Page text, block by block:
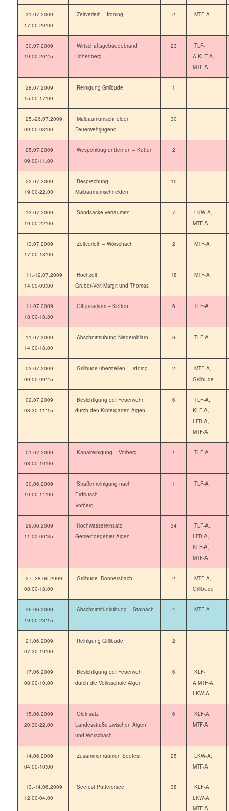
31.07.2009
17:00-20:00
Zeltverleih – Irdning 2 MTF-A
30.07.2009
19:00-20:45
Wirtschaftsgebäudebrand
Hohenberg
23
TLF-
A,KLF-A,
MTF-A
28.07.2009
15:00-17:00
Reinigung Grillbude 1
25.-26.07.2009
09:00-03:00
Maibaumumschneiden
Feuerwehrjugend
30
25.07.2009
09:00-11:00
Wespenkrug entfernen – Ketten 2
22.07.2009
19:00-22:00
Besprechung
Maibaumumschneiden
10
13.07.2009
19:00-22:00
Sandsäcke verräumen 7
LKW-A,
MTF-A
13.07.2009
17:00-18:00
Zeltverleih – Wörschach 2 MTF-A
11.-12.07.2009
14:00-03:00
Hochzeit
Gruber-Veit Margit und Thomas
18 MTF-A
11.07.2009
18:00-18:30
Giftgasalarm – Ketten 6 TLF-A
11.07.3009
14:00-18:00
Abschnittsübung Niederöblarn 6 TLF-A
03.07.2009
09:00-09:45
Grillbude überstellen – Irdning 2
MTF-A,
Grillbude
02.07.2009
08:30-11:15
Besichtigung der Feuerwehr
durch den Kintergarten Aigen
6
TLF-A,
KLF-A,
LFB-A,
MTF-A
01.07.2009
08:00-10:00
Kanalreinigung – Vorberg 1 TLF-A
30.06.2009
10:00-14:00
Straßenreinigung nach
Erdrutsch
Vorberg
1 TLF-A
29.06.2009
11:00-00:35
Hochwassereinsatz
Gemeindegebiet Aigen
34
TLF-A,
LFB-A,
KLF-A,
MTF-A
27.-28.06.2009
08:00-18:00
Grillbude- Donnersbach 2
MTF-A,
Grillbude
26.06.2009
19:00-23:15
Abschnittsfunkübung – Stainach 4 MTF-A
21.06.2009
07:30-10:00
Reinigung Grillbude 2
17.06.2009
08:00-10:00
Besichtigung der Feuerweh
durch die Volksschule Aigen
6
KLF-
A,MTF-A,
LKW-A
15.06.2009
20:30-22:00
Öleinsatz
Landesstraße zwischen Aigen
und Wörschach
6
KLF-A,
MTF-A
14.06.2009
04:00-10:00
Zusammenräumen Seefest 25
LKW-A,
MTF-A
13.-14.06.2009
12:00-04:00
Seefest Putterersee 38
KLF-A,
LKW-A,
MTF-A